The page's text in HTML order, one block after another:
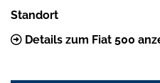
Standort
Details zum Fiat 500